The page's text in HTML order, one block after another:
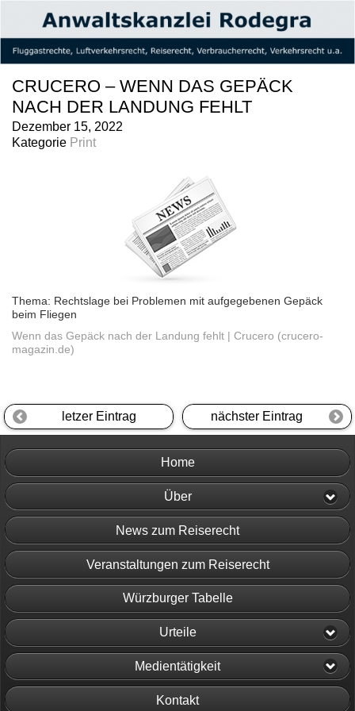
CRUCERO – WENN DAS GEPÄCK
NACH DER LANDUNG FEHLT
Dezember 15, 2022
Kategorie Print
Thema: Rechtslage bei Problemen mit aufgegebenen Gepäck
beim Fliegen
Wenn das Gepäck nach der Landung fehlt | Crucero (crucero-
magazin.de)
letzer Eintrag nächster Eintrag
Home
Über
News zum Reiserecht
Veranstaltungen zum Reiserecht
Würzburger Tabelle
Urteile
Medientätigkeit
Kontakt